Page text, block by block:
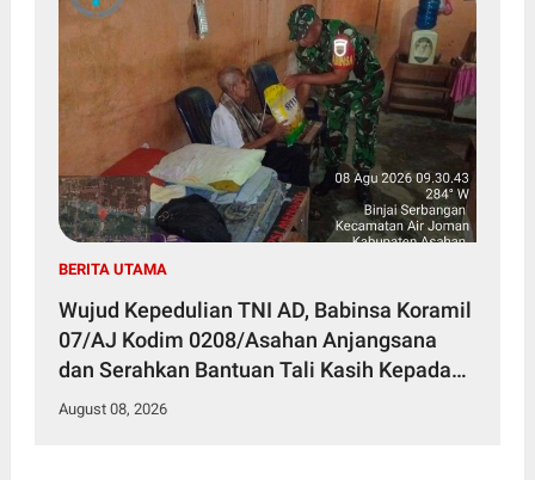
BERITA UTAMA
Wujud Kepedulian TNI AD, Babinsa Koramil
07/AJ Kodim 0208/Asahan Anjangsana
dan Serahkan Bantuan Tali Kasih Kepada
Lansia Usia 97 Tahun
August 08, 2026